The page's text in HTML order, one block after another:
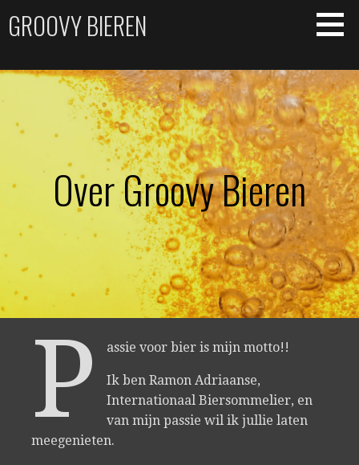
toGROOVY BIEREN
Over Groovy Bieren
P assie voor bier is mijn motto!!
Ik ben Ramon Adriaanse,
Internationaal Biersommelier, en
van mijn passie wil ik jullie laten
meegenieten.